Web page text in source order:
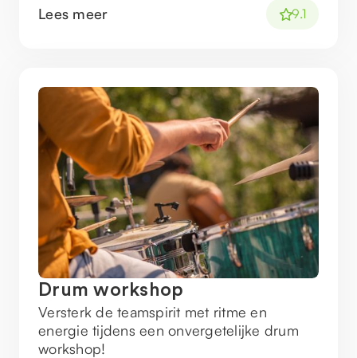
Lees meer
9.1
Drum workshop
Versterk de teamspirit met ritme en
energie tijdens een onvergetelijke drum
workshop!